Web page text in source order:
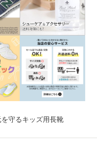
守るキッズ用長靴